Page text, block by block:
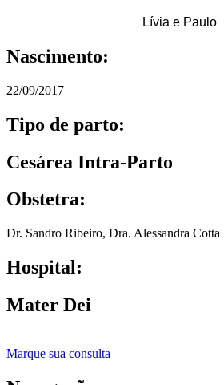
Lívia e Paulo
Nascimento:
22/09/2017
Tipo de parto:
Cesárea Intra-Parto
Obstetra:
Dr. Sandro Ribeiro, Dra. Alessandra Cotta
Hospital:
Mater Dei
Marque sua consulta